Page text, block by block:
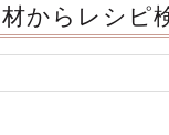
材からレシピ